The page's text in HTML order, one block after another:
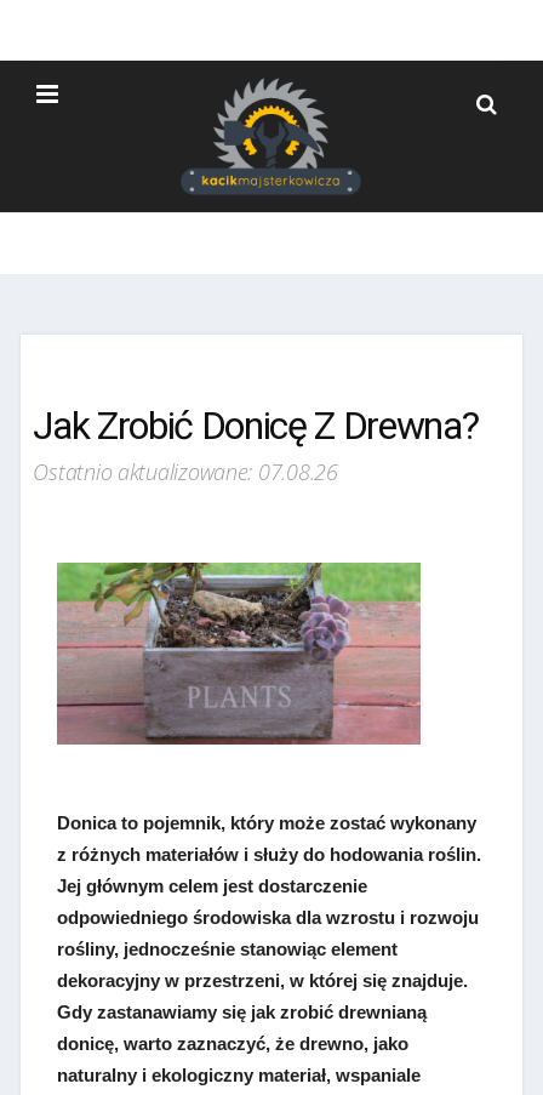
Jak Zrobić Donicę Z Drewna?
Ostatnio aktualizowane: 07.08.26
Donica to pojemnik, który może zostać wykonany
z różnych materiałów i służy do hodowania roślin.
Jej głównym celem jest dostarczenie
odpowiedniego środowiska dla wzrostu i rozwoju
rośliny, jednocześnie stanowiąc element
dekoracyjny w przestrzeni, w której się znajduje.
Gdy zastanawiamy się jak zrobić drewnianą
donicę, warto zaznaczyć, że drewno, jako
naturalny i ekologiczny materiał, wspaniale